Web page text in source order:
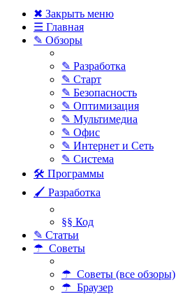
✖ Закрыть меню
☰ Главная
✎ Обзоры
✎ Разработка
✎ Старт
✎ Безопасность
✎ Оптимизация
✎ Мультимедиа
✎ Офис
✎ Интернет и Сеть
✎ Система
🛠 Программы
🖌 Разработка
§§ Код
✎ Статьи
☂ Советы
☂ Советы (все обзоры)
☂ Браузер